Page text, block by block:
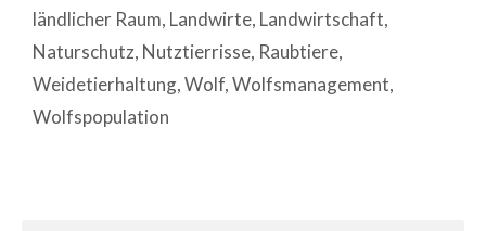
ländlicher Raum, Landwirte, Landwirtschaft,
Naturschutz, Nutztier­risse, Raubtiere,
Weidetierhaltung,Wolf,Wolfsmanagement,
Wolfspopulation